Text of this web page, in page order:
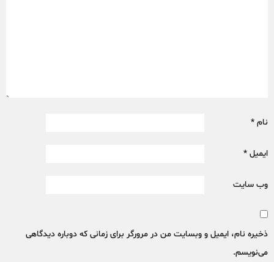
نام *
ایمیل *
وب‌ سایت
ذخیره نام، ایمیل و وبسایت من در مرورگر برای زمانی که دوباره دیدگاهی
می‌نویسم.